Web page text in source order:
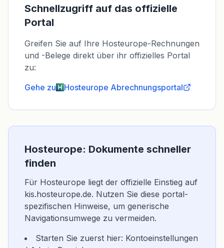
Schnellzugriff auf das offizielle
Portal
Greifen Sie auf Ihre Hosteurope-Rechnungen
und -Belege direkt über ihr offizielles Portal
zu:
Gehe zu
Hosteurope Abrechnungsportal
Hosteurope: Dokumente schneller
finden
Für Hosteurope liegt der offizielle Einstieg auf
kis.hosteurope.de. Nutzen Sie diese portal-
spezifischen Hinweise, um generische
Navigationsumwege zu vermeiden.
Starten Sie zuerst hier: Kontoeinstellungen